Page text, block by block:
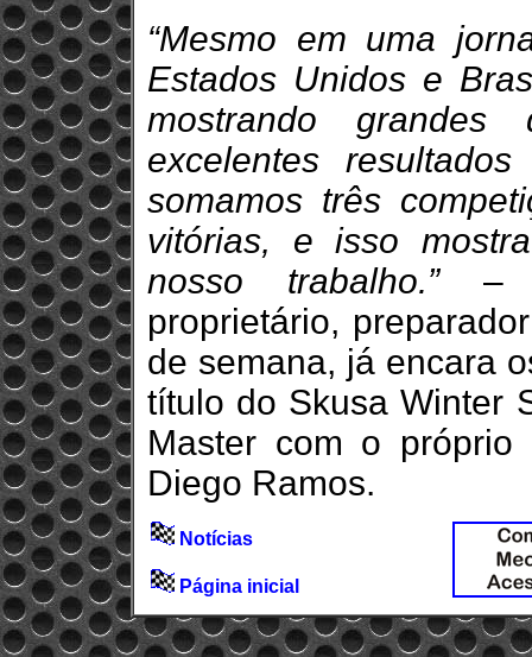
“Mesmo em uma
Estados Unidos e
mostrando grandes
excelentes
somamos três
vitórias, e isso
nosso trabalho.”–
proprietário,
de semana, já encara
título do Skusa Winter
Master com o
Diego Ramos.
Notícias
Página inicial